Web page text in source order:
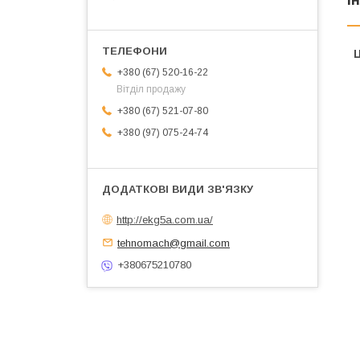
+380 (67) 520-16-22
Вітділ продажу
+380 (67) 521-07-80
+380 (97) 075-24-74
http://ekg5a.com.ua/
tehnomach@gmail.com
+380675210780